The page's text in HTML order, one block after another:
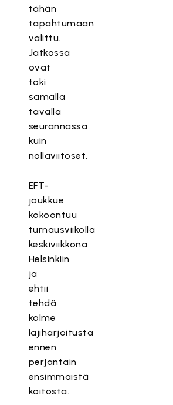
tähän
tapahtumaan
valittu.
Jatkossa
ovat
toki
samalla
tavalla
seurannassa
kuin
nollaviitoset.
EFT-
joukkue
kokoontuu
turnausviikolla
keskiviikkona
Helsinkiin
ja
ehtii
tehdä
kolme
lajiharjoitusta
ennen
perjantain
ensimmäistä
koitosta.